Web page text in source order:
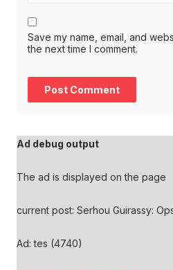
Save my name, email, and
the next time I comment.
Ad debug output
The ad is displayed on the page
current post: Serhou Guirassy:
Ad: tes (4740)